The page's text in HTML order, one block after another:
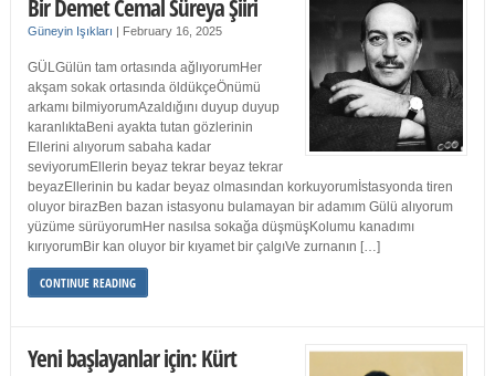
Bir Demet Cemal Süreya Şiiri
Güneyin Işıkları | February 16, 2025
GÜLGülün tam ortasında ağlıyorumHer
akşam sokak ortasında öldükçeÖnümü
arkamı bilmiyorumAzaldığını duyup duyup
karanlıktaBeni ayakta tutan gözlerinin
Ellerini alıyorum sabaha kadar
seviyorumEllerin beyaz tekrar beyaz tekrar
beyazEllerinin bu kadar beyaz olmasından korkuyorumİstasyonda tiren
oluyor birazBen bazan istasyonu bulamayan bir adamım Gülü alıyorum
yüzüme sürüyorumHer nasılsa sokağa düşmüşKolumu kanadımı
kırıyorumBir kan oluyor bir kıyamet bir çalgıVe zurnanın […]
CONTINUE READING
Yeni başlayanlar için: Kürt